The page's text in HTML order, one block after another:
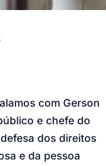
com Gerson
e chefe do
dos direitos
e da pessoa